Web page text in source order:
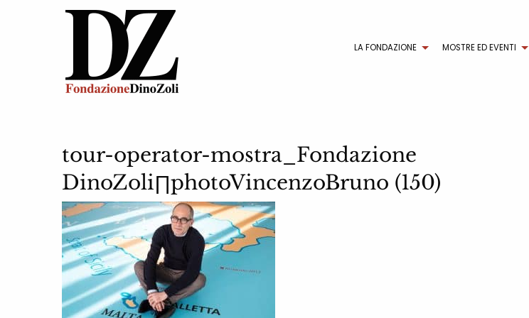
LA FONDAZIONE MOSTRE ED EVENTI
tour-operator-mostra_Fondazione
DinoZoli∏photoVincenzoBruno (150)